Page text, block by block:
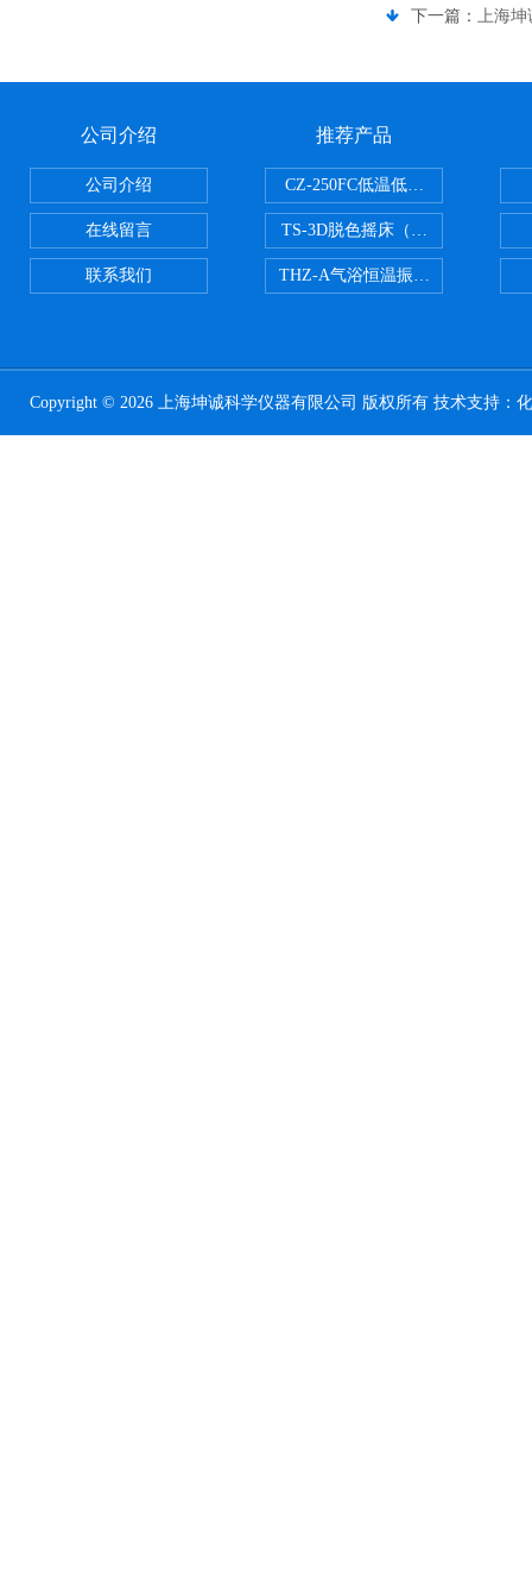
下一篇： 上海
公司介绍
公司介绍
在线留言
联系我们
推荐产品
CZ-250FC低温低湿种子储藏柜
TS-3D脱色摇床（三维运动）
THZ-A气浴恒温振荡器
Copyright © 2026 上海坤诚科学仪器有限公司 版权所有 技术支持：